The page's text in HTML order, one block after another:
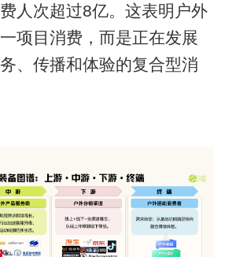
人次超过8亿。这表明户外
项目消费，而是正在发展
、传播和体验的复合型消